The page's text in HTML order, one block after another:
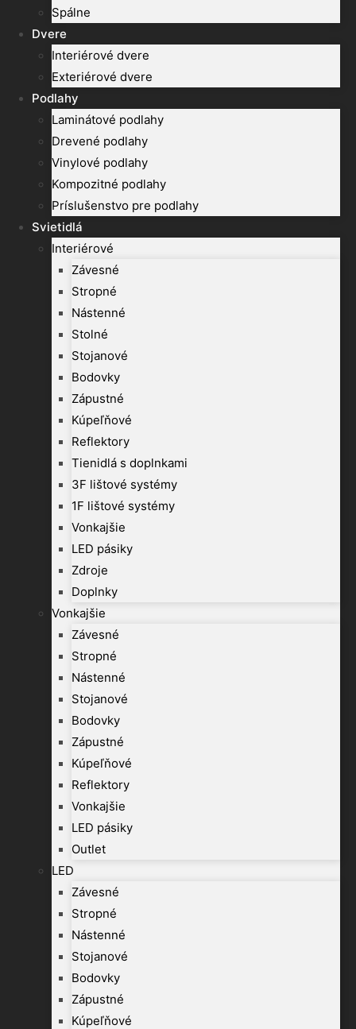
Spálne
Dvere
Interiérové dvere
Exteriérové dvere
Podlahy
Laminátové podlahy
Drevené podlahy
Vinylové podlahy
Kompozitné podlahy
Príslušenstvo pre podlahy
Svietidlá
Interiérové
Závesné
Stropné
Nástenné
Stolné
Stojanové
Bodovky
Zápustné
Kúpeľňové
Reflektory
Tienidlá s doplnkami
3F lištové systémy
1F lištové systémy
Vonkajšie
LED pásiky
Zdroje
Doplnky
Vonkajšie
Závesné
Stropné
Nástenné
Stojanové
Bodovky
Zápustné
Kúpeľňové
Reflektory
Vonkajšie
LED pásiky
Outlet
LED
Závesné
Stropné
Nástenné
Stojanové
Bodovky
Zápustné
Kúpeľňové